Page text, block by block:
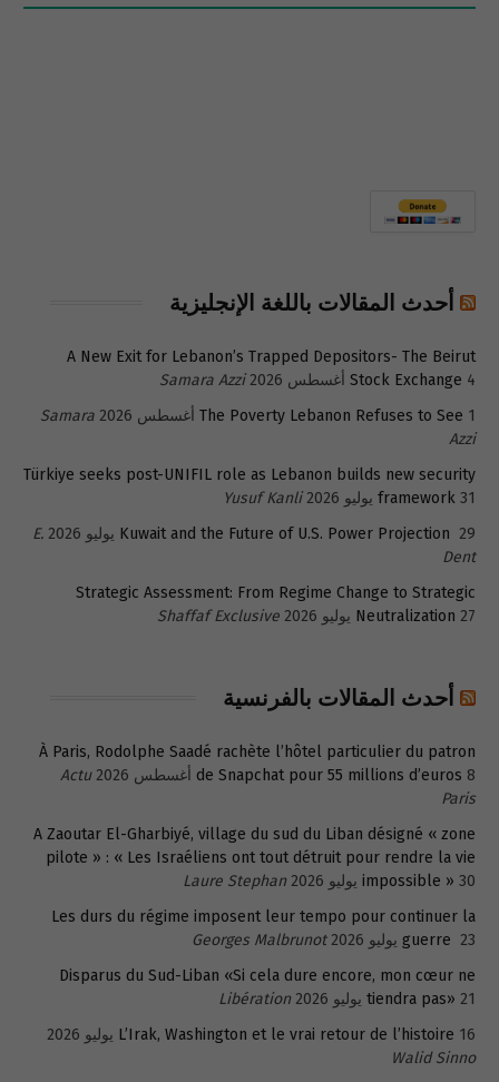
أحدث المقالات باللغة الإنجليزية
A New Exit for Lebanon’s Trapped Depositors- The Beirut
Stock Exchange 4 أغسطس 2026
Samara Azzi
The Poverty Lebanon Refuses to See 1 أغسطس 2026
Samara
Azzi
Türkiye seeks post-UNIFIL role as Lebanon builds new security
framework 31 يوليو 2026
Yusuf Kanli
Kuwait and the Future of U.S. Power Projection 29 يوليو 2026
E.
Dent
Strategic Assessment: From Regime Change to Strategic
Neutralization 27 يوليو 2026 Shaffaf Exclusive
أحدث المقالات بالفرنسية
À Paris, Rodolphe Saadé rachète l’hôtel particulier du patron
de Snapchat pour 55 millions d’euros 8 أغسطس 2026
Actu
Paris
A Zaoutar El-Gharbiyé, village du sud du Liban désigné « zone
pilote » : « Les Israéliens ont tout détruit pour rendre la vie
impossible » 30 يوليو 2026
Laure Stephan
Les durs du régime imposent leur tempo pour continuer la
guerre 23 يوليو 2026
Georges Malbrunot
Disparus du Sud-Liban «Si cela dure encore, mon cœur ne
tiendra pas» 21 يوليو 2026
Libération
L’Irak, Washington et le vrai retour de l’histoire 16 يوليو 2026
Walid Sinno